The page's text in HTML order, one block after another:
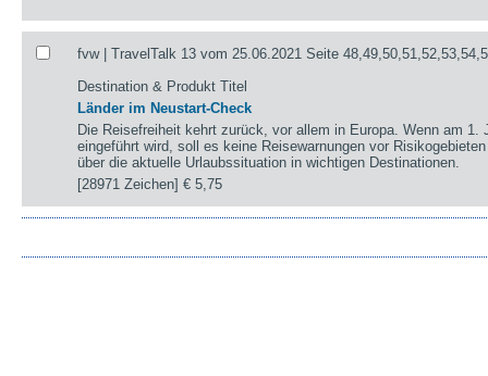
fvw | TravelTalk 13 vom 25.06.2021 Seite
Destination & Produkt Titel
Länder im Neustart-Check
Die Reisefreiheit kehrt zurück, vor allem in Europa. Wenn am 1.
eingeführt wird, soll es keine Reisewarnungen vor
über die aktuelle Urlaubssituation in wichtigen Destinationen.
[28971 Zeichen]€ 5,75